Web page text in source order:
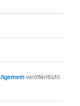
veröffentlicht.